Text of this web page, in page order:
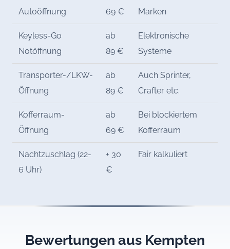
Autoöffnung
69 €
Marken
Keyless-Go
Notöffnung
ab
89 €
Elektronische
Systeme
Transporter-/LKW-
Öffnung
ab
89 €
Auch Sprinter,
Crafter etc.
Kofferraum-
Öffnung
ab
69 €
Bei blockiertem
Kofferraum
Nachtzuschlag (22-
6 Uhr)
+ 30
€
Fair kalkuliert
Bewertungen aus Kempten